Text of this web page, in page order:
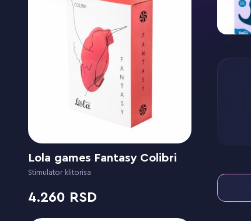
Lola games Fantasy Colibri
Stimulator klitorisa
4.260